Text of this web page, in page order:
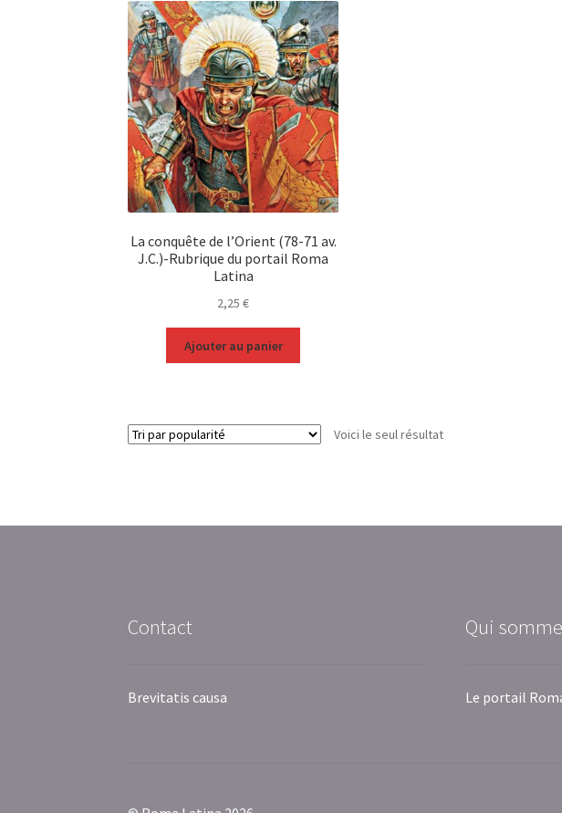
La conquête de l’Orient (78-71 av.
J.C.)-Rubrique du portail Roma
Latina
2,25€
Ajouter au panier
Voici le seul résultat
Contact
Brevitatis causa
Qui
Le portail